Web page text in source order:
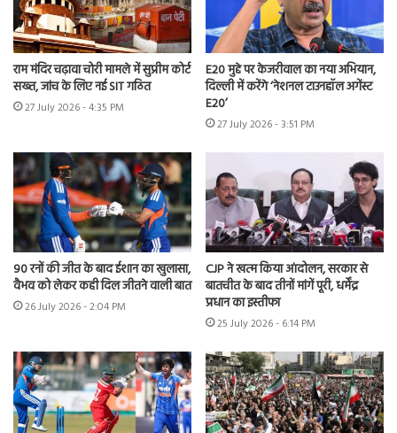
राम मंदिर चढ़ावा चोरी मामले में सुप्रीम कोर्ट
सख्त, जांच के लिए नई SIT गठित
27 July 2026 - 4:35 PM
E20 मुद्दे पर केजरीवाल का नया अभियान,
दिल्ली में करेंगे ‘नेशनल टाउनहॉल अगेंस्ट
E20’
27 July 2026 - 3:51 PM
90 रनों की जीत के बाद ईशान का खुलासा,
वैभव को लेकर कही दिल जीतने वाली बात
26 July 2026 - 2:04 PM
CJP ने खत्म किया आंदोलन, सरकार से
बातचीत के बाद तीनों मांगें पूरी, धर्मेंद्र
प्रधान का इस्तीफा
25 July 2026 - 6:14 PM